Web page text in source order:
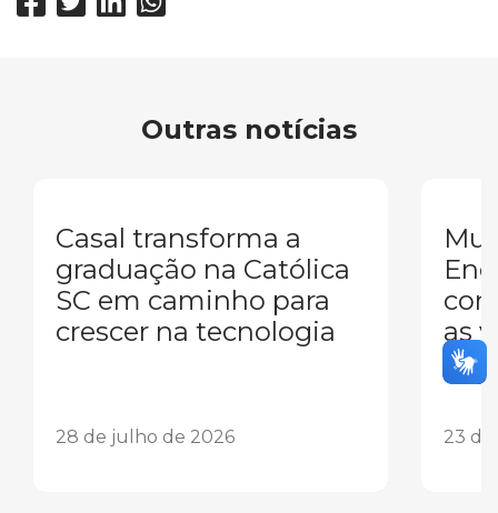
Outras notícias
Casal transforma a
graduação na Católica
SC em caminho para
crescer na tecnologia
28 de julho de 2026
as
o
23